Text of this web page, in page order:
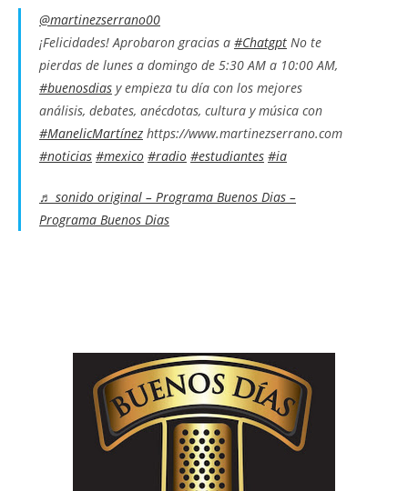
@martinezserrano00
¡Felicidades! Aprobaron gracias a #Chatgpt No te
pierdas de lunes a domingo de 5:30 AM a 10:00 AM,
#buenosdias y empieza tu día con los mejores
análisis, debates, anécdotas, cultura y música con
#ManelicMartínez https://www.martinezserrano.com
#noticias #mexico #radio #estudiantes #ia
♬ sonido original – Programa Buenos Dias –
Programa Buenos Dias